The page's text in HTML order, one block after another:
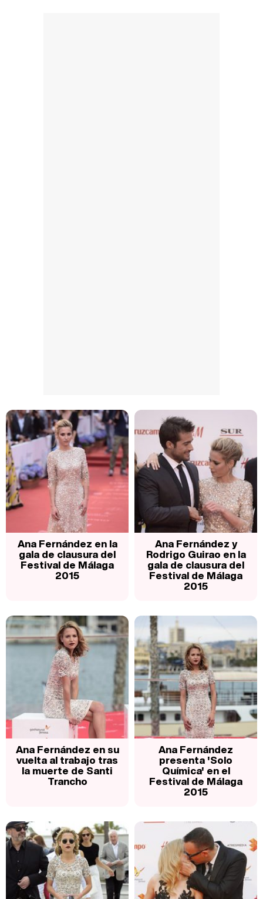
Ana Fernández en la
gala de clausura del
Festival de Málaga
2015
Ana Fernández y
Rodrigo Guirao en la
gala de clausura del
Festival de Málaga
2015
Ana Fernández en su
vuelta al trabajo tras
la muerte de Santi
Trancho
Ana Fernández
presenta 'Solo
Química' en el
Festival de Málaga
2015